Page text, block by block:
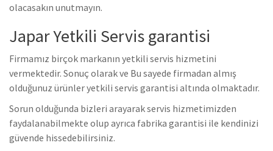
olacasakın unutmayın.
Japar Yetkili Servis garantisi
Firmamız birçok markanın yetkili servis hizmetini
vermektedir. Sonuç olarak ve Bu sayede firmadan almış
olduğunuz ürünler yetkili servis garantisi altında olmaktadır.
Sorun olduğunda bizleri arayarak servis hizmetimizden
faydalanabilmekte olup ayrıca fabrika garantisi ile kendinizi
güvende hissedebilirsiniz.